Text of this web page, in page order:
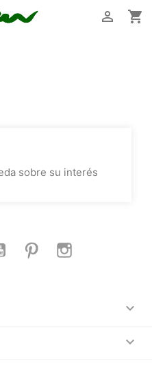


sobre su interés
YouTube Pinterest

